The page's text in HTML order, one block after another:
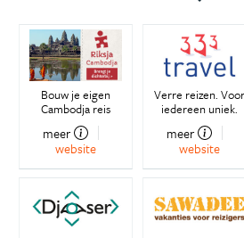
Bouw je eigen
Cambodja reis
meer
website
Verre reizen. Voor
iedereen uniek.
meer
website